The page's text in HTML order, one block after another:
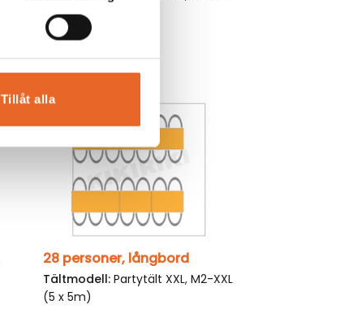
Tillåt alla
(5 x 5m)
Antal personer:
28 personer, långbord
Tältmodell: Partytält XXL,M2-XXL
(5 x 5m)